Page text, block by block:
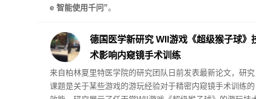
e 智能使用千问”。
德国医学新研究 WII游戏《超级猴子球》
术影响内窥镜手术训练
来自柏林夏里特医学院的研究团队日前发表最新论文，研究
课题是关于某些游戏的游玩经验对于精密内窥镜手术训练的